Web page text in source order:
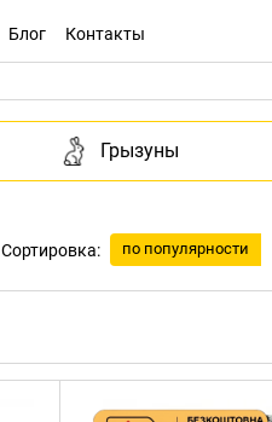
Блог
Контакты
Грызуны
Сортировка: по популярности